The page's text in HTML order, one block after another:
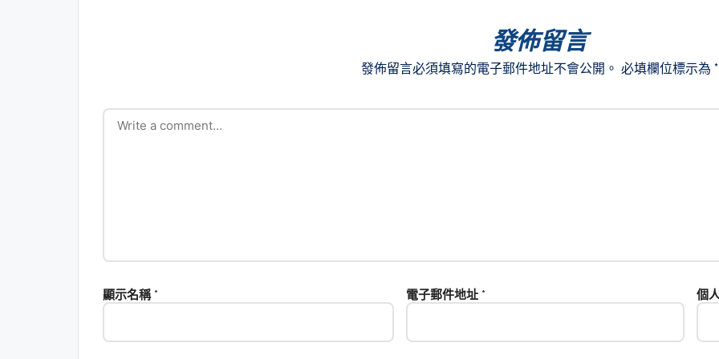
發佈留言
發佈留言必須填寫的電子郵件地址不會公開。 必填欄位標示為 *
顯示名稱 * 電子郵件地址 * 個